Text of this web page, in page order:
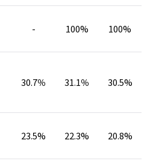
- 100% 100%
30.7％ 31.1％ 30.5%
23.5% 22.3% 20.8%